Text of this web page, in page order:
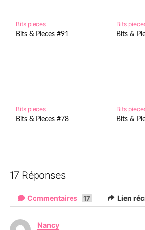
Bits pieces
Bits & Pieces #91
Bits
Bits &
Bits pieces
Bits & Pieces #78
Bits
Bits &
17 Réponses
Commentaires 17 Lien
Nancy